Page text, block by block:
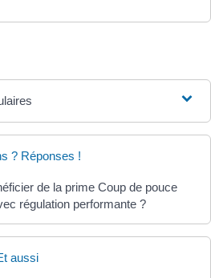
? Réponses !
de la prime Coup de pouce
régulation performante ?
aussi